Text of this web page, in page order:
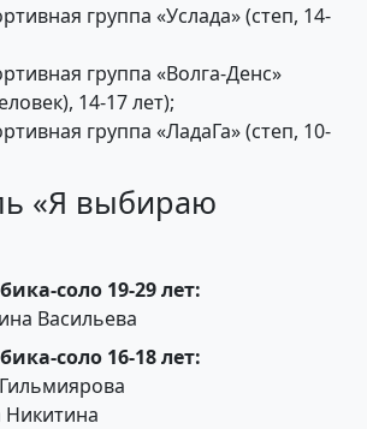
группа «Услада» (степ, 14-
группа «Волга-Денс»
14-17 лет);
группа «ЛадаГа» (степ, 10-
«Я выбираю
соло 19-29 лет:
Васильева
соло 16-18 лет:
Никитина